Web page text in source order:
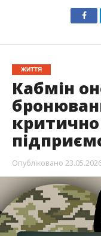
ЖИТТЯ
Кабмін
Опубліковано